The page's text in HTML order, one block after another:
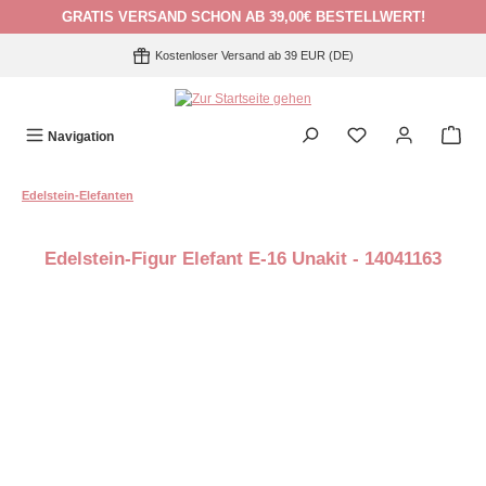
Zum Hauptinhalt springen
GRATIS VERSAND SCHON AB 39,00€ BESTELLWERT!
Kostenloser Versand ab 39 EUR (DE)
Navigation
Edelstein-Elefanten
Edelstein-Figur Elefant E-16 Unakit - 14041163